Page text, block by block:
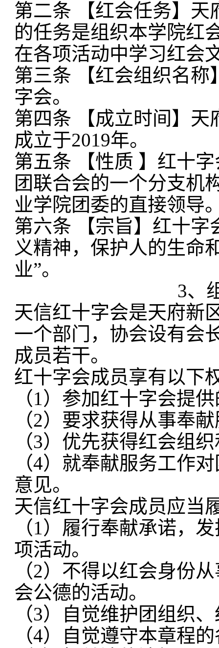
第二条 【红会任务】
的任务是组织本学院红
在各项活动中学习红会
第三条 【红会组织名
字会。
第四条 【成立时间】
成立于2019年。
第五条 【性质 】红十
团联合会的一个分支机
业学院团委的直接领导
第六条 【宗旨】红十
义精神，保护人的生命
业”。
3、
天信红十字会是天府新
一个部门，协会设有会
成员若干。
红十字会成员享有以下
（1）参加红十字会提
（2）要求获得从事奉
（3）优先获得红会组
（4）就奉献服务工作
意见。
天信红十字会成员应当
（1）履行奉献承诺，
项活动。
（2）不得以红会身份
会公德的活动。
（3）自觉维护团组织
（4）自觉遵守本章程